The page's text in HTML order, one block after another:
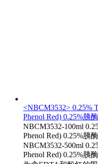
<NBCM3532> 0.25%
Phenol Red) 0.25%胰
NBCM3532-100ml
Phenol Red) 0.25%胰
NBCM3532-500ml
Phenol Red) 0.25%胰